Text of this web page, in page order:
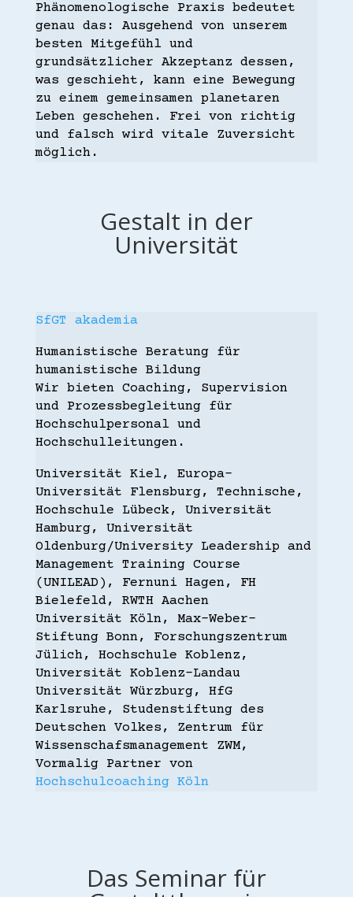
Phänomenologische Praxis bedeutet
genau das: Ausgehend von unserem
besten Mitgefühl und
grundsätzlicher Akzeptanz dessen,
was geschieht, kann eine Bewegung
zu einem gemeinsamen planetaren
Leben geschehen. Frei von richtig
und falsch wird vitale Zuversicht
möglich.
Gestalt in der
Universität
SfGT akademia
Humanistische Beratung für
humanistische Bildung
Wir bieten Coaching, Supervision
und Prozessbegleitung für
Hochschulpersonal und
Hochschulleitungen.
Universität Kiel, Europa-
Universität Flensburg, Technische,
Hochschule Lübeck, Universität
Hamburg, Universität
Oldenburg/University Leadership and
Management Training Course
(UNILEAD), Fernuni Hagen, FH
Bielefeld, RWTH Aachen
Universität Köln, Max-Weber-
Stiftung Bonn, Forschungszentrum
Jülich, Hochschule Koblenz,
Universität Koblenz-Landau
Universität Würzburg, HfG
Karlsruhe, Studenstiftung des
Deutschen Volkes, Zentrum für
Wissenschafsmanagement ZWM,
Vormalig Partner von
Hochschulcoaching Köln
Das Seminar für